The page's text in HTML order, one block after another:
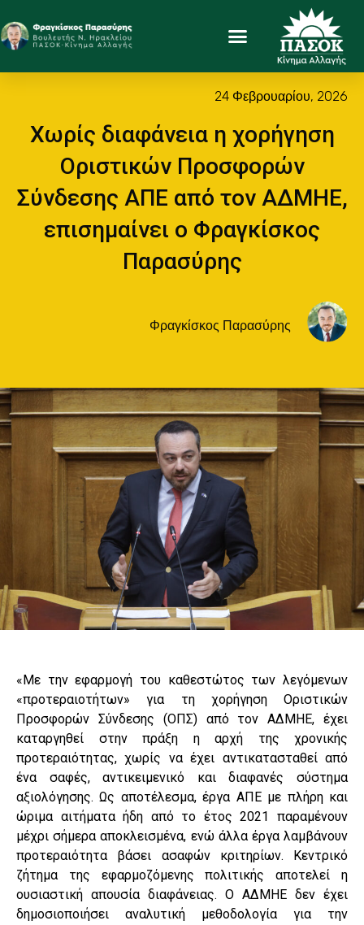
24 Φεβρουαρίου, 2026
Χωρίς διαφάνεια η χορήγηση
Οριστικών Προσφορών
Σύνδεσης ΑΠΕ από τον ΑΔΜΗΕ,
επισημαίνει ο Φραγκίσκος
Παρασύρης
Φραγκίσκος Παρασύρης
«Με την εφαρμογή του καθεστώτος των λεγόμενων
«προτεραιοτήτων» για τη χορήγηση Οριστικών
Προσφορών Σύνδεσης (ΟΠΣ) από τον ΑΔΜΗΕ, έχει
καταργηθεί στην πράξη η αρχή της χρονικής
προτεραιότητας, χωρίς να έχει αντικατασταθεί από
ένα σαφές, αντικειμενικό και διαφανές σύστημα
αξιολόγησης. Ως αποτέλεσμα, έργα ΑΠΕ με πλήρη και
ώριμα αιτήματα ήδη από το έτος 2021 παραμένουν
μέχρι σήμερα αποκλεισμένα, ενώ άλλα έργα λαμβάνουν
προτεραιότητα βάσει ασαφών κριτηρίων. Κεντρικό
ζήτημα της εφαρμοζόμενης πολιτικής αποτελεί η
ουσιαστική απουσία διαφάνειας. Ο ΑΔΜΗΕ δεν έχει
δημοσιοποιήσει αναλυτική μεθοδολογία για την